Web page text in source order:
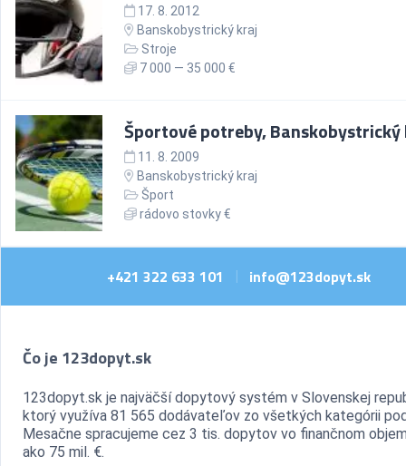
17. 8. 2012
Banskobystrický kraj
Stroje
7 000 — 35 000 €
Športové potreby,
11. 8. 2009
Banskobystrický kraj
Šport
rádovo stovky €
+421 322 633 101 | info@123dopyt.sk
Čo je 123dopyt.sk
123dopyt.sk je najväčší dopytový systém v Slovenskej
ktorý využíva 81 565 dodávateľov zo všetkých kategórii
Mesačne spracujeme cez 3 tis. dopytov vo finančnom
ako 75 mil. €.